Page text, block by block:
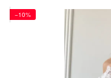
−10%